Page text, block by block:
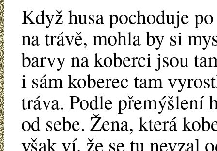
Když husa pochoduje
na trávě, mohla by si
barvy na koberci jsou
i sám koberec tam
tráva. Podle přemýšlení
od sebe. Žena, která
však ví, že se tu nevzal